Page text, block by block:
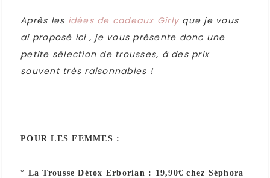
Après les idées de cadeaux Girlyque je vous
ai proposé ici , je vous présente donc une
petite sélection de trousses, à des prix
souvent très raisonnables !
POUR LES FEMMES :
° La Trousse Détox Erborian : 19,90€ chez Séphora